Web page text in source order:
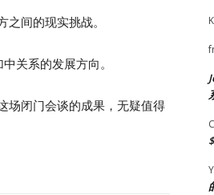
间的现实挑战。
关系的发展方向。
场闭门会谈的成果，无疑值得